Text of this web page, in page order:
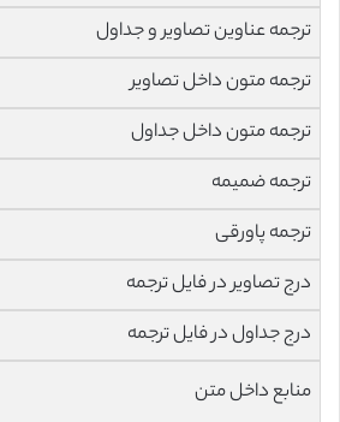
ترجمه عناوین تصاویر و جداول
ترجمه متون داخل تصاویر
ترجمه متون داخل جداول
ترجمه ضمیمه
ترجمه پاورقی
درج تصاویر در فایل ترجمه
درج جداول در فایل ترجمه
منابع داخل متن